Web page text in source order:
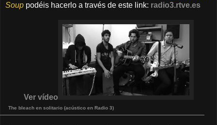
Soup podéis hacerlo a través de este link: radio3.rtve.es
Ver vídeo
The bleach en solitario (acústico en Radio 3)